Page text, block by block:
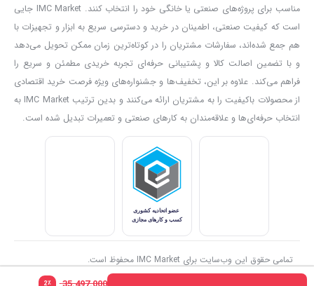
٪2
موتور این دستگاه از نوع القایی بوده و سیم‌پیچ آن صد درصد مس
است. کیفیت ساخت بالای این موتور موجب طول عمر بالای آن می‌شود؛
اما همان‌طور که گفته شد، در صورت بروز ایراد یا آسیب، تعمیر آن به
سادگی انجام خواهد شد.
این موتور 1800 وات قدرت دارد و علی‌رغم قدرت بالایی که دارد، صدای
تولیدی آن بسیار پایین است. از همین رو می‌توانید با خیال راحت این
محصول را برای استفاده‌های خانگی خود به کار بگیرید. از سوی دیگر حجم
انتظاراتتان را برآورده خواهد ساخت.
از دیگر مواردی که فشار بالای خروجی آب این محصول را تضمین
می‌کند، پمپ آلومینیومی بسیار باکیفیت آن است که به سه پیستون‌ از
جنس فولاد ضدزنگ مجهز شده است. این پیستون‌ها همچنین یکنواختی
فشار خروجی این محصول را تضمین خواهند کرد.
از سوی دیگر، برخورداری کارواش 140 بار 1800 وات دینامی KPW-2140
مناسب برای پروژه‌های صنعتی یا خانگی خود را انتخاب کنند. IMC Market جایی
است که کیفیت صنعتی، اطمینان در خرید و دسترسی سریع به ابزار و تجهیزات با
هم جمع شده‌اند، سفارشات مشتریان را در کوتاه‌ترین زمان ممکن تحویل می‌دهد
و با تضمین اصالت کالا و پشتیبانی حرفه‌ای تجربه خریدی مطمئن و سریع را
فراهم می‌کند. علاوه بر این، تخفیف‌ها و جشنواره‌های ویژه فرصت خرید اقتصادی
از محصولات باکیفیت را به مشتریان ارائه می‌کنند و بدین ترتیب IMC Market به
انتخاب حرفه‌ای‌ها و علاقه‌مندان به کارهای صنعتی و تعمیرات تبدیل شده است.
تمامی حقوق این وب‌سایت برای IMC Market محفوظ است.